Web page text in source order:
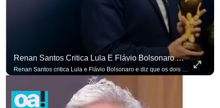
Renan Santos Critica Lula E Flávio Bolsonaro E Diz Que Os Dois São Lados Da Mesma Moeda.